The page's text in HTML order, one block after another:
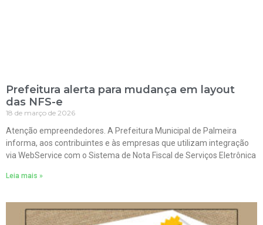
Prefeitura alerta para mudança em layout
das NFS-e
18 de março de 2026
Atenção empreendedores. A Prefeitura Municipal de Palmeira
informa, aos contribuintes e às empresas que utilizam integração
via WebService com o Sistema de Nota Fiscal de Serviços Eletrônica
Leia mais »